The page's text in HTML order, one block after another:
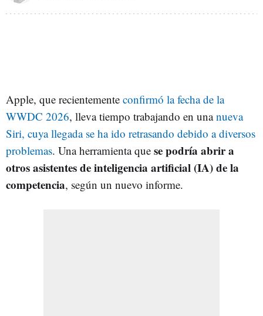
Apple, que recientemente confirmó la fecha de la
WWDC 2026, lleva tiempo trabajando en unanueva
Siri, cuya llegada se ha ido retrasando debido a diversos
problemas. Una herramienta que se podría abrir a
otros asistentes de inteligencia artificial (IA) de la
competencia, según un nuevo informe.